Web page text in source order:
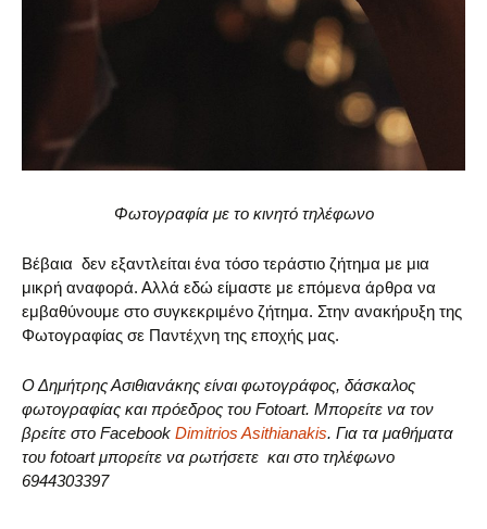
Φωτογραφία με το κινητό τηλέφωνο
Βέβαια δεν εξαντλείται ένα τόσο τεράστιο ζήτημα με μια
μικρή αναφορά. Αλλά εδώ είμαστε με επόμενα άρθρα να
εμβαθύνουμε στο συγκεκριμένο ζήτημα. Στην ανακήρυξη της
Φωτογραφίας σε Παντέχνη της εποχής μας.
Ο Δημήτρης Ασιθιανάκης είναι φωτογράφος, δάσκαλος
φωτογραφίας και πρόεδρος του Fotoart. Μπορείτε να τον
βρείτε στο Facebook Dimitrios Asithianakis. Για τα μαθήματα
του fotoart μπορείτε να ρωτήσετε και στο τηλέφωνο
6944303397